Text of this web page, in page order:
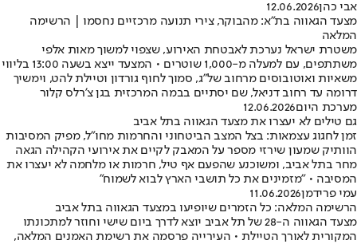
אבי כהן12.06.2026
מצעד הגאווה בת"א: מהבוקר, צירי תנועה מרכזיים נחסמו | הרשימה
המלאה
משטרת ישראל נערכת לאבטחת האירוע, שצפוי למשוך מאות אלפי
משתתפים, עם למעלה מ-1,000 שוטרים • המצעד ייצא בשעה 13:00 בליווי
משאיות ואוטובוסים מרחוב של"ג, סמוך לחוף גורדון וטיילת להט, וימשיך
דרומה עד רחוב דניאל, שם יסתיים בבמה המרכזית בגן צ'רלס קלור
מערכת היום12.06.2026
גם טילים לא יעצרו את מצעד הגאווה בתל אביב
זמן לחגוג עצמאות: בצל המצב הביטחוני והחרמות מחו"ל, מפיק המסיבות
הוותיק שמעון שירזי מספר על המאבק לקיים את אירועי הקהילה הגאה
מחר בתל אביב, ומשוכנע שהפעם אף טיל, חרמות או מלחמה לא יעצרו את
המסיבה • "מזמינים את כל תושבי הארץ לבוא לשמוח"
עמי פרידמן11.06.2026
הרשימה המלאה: כל הזמרים שיופיעו במצעד הגאווה בתל אביב
מצעד הגאווה ה-28 של תל אביב יוצא לדרך ביום שישי וחוזר למתכונתו
המקורית לאורך הטיילת • העירייה פרסמה את רשימת האמנים המלאה,